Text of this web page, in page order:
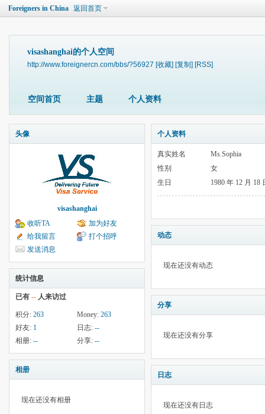
Foreigners in China 返回首页
visashanghai的个人空间
http://www.foreignercn.com/bbs/?56927 [收藏] [复制] [RSS]
空间首页 主题 个人资料
头像
visashanghai
收听TA
加为好友
给我留言
打个招呼
发送消息
统计信息
已有 -- 人来访过
积分: 263 Money: 263
好友: 1 日志: --
相册: -- 分享: --
相册
现在还没有相册
个人资料
真实姓名
Ms.Sophia
性别
女
生日
1980 年 12 月 18
动态
现在还没有动态
分享
现在还没有分享
日志
现在还没有日志